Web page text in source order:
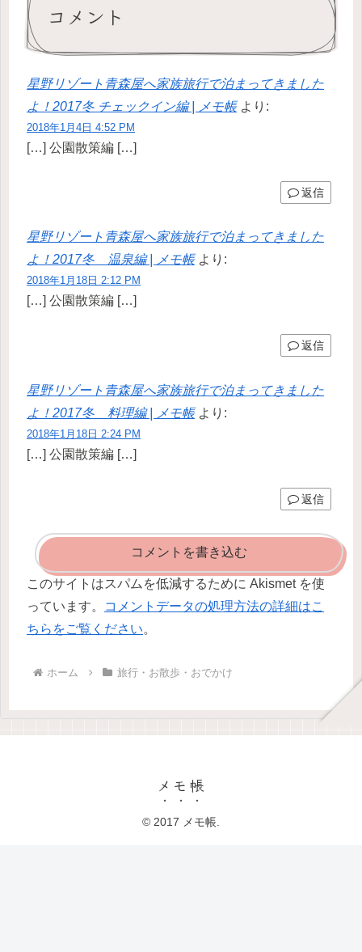
コメント
星野リゾート青森屋へ家族旅行で泊まってきました
よ！2017冬 チェックイン編 | メモ帳 より:
2018年1月4日 4:52 PM
[…] 公園散策編 […]
返信
星野リゾート青森屋へ家族旅行で泊まってきました
よ！2017冬 温泉編 | メモ帳 より:
2018年1月18日 2:12 PM
[…] 公園散策編 […]
返信
星野リゾート青森屋へ家族旅行で泊まってきました
よ！2017冬 料理編 | メモ帳 より:
2018年1月18日 2:24 PM
[…] 公園散策編 […]
返信
コメントを書き込む
このサイトはスパムを低減するために Akismet を使
っています。
コメントデータの処理方法の詳細はこ
ちらをご覧ください。
ホーム 旅行・お散歩・おでかけ
メモ帳
© 2017 メモ帳.